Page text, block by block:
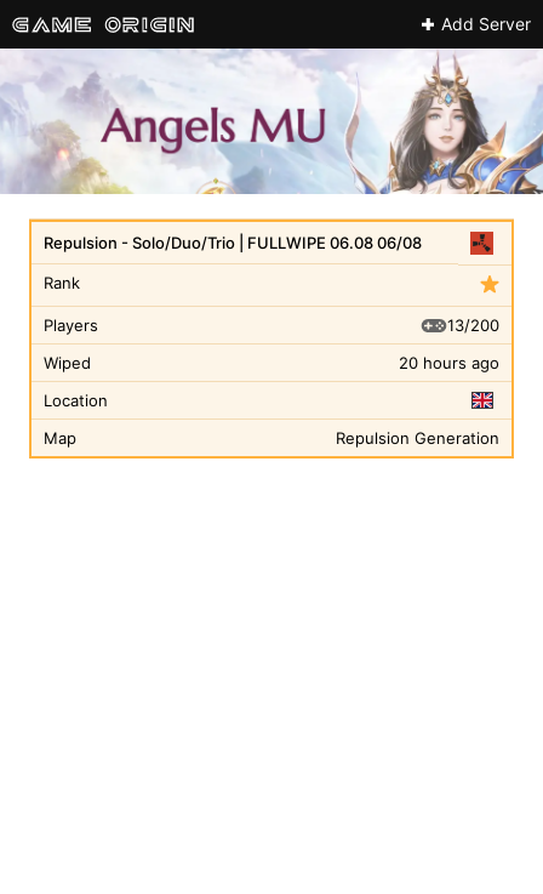
Add Server
Rank
Repulsion - Solo/Duo/Trio | FULLWIPE 06.08 06/08
Players
13/200
Wiped
20 hours ago
Location
Map
Repulsion Generation